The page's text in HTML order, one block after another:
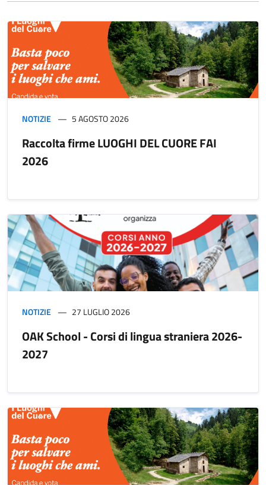
NOTIZIE 5 AGOSTO 2026
Raccolta firme LUOGHI DEL CUORE FAI
2026
NOTIZIE 27 LUGLIO 2026
OAK School - Corsi di lingua straniera 2026-
2027